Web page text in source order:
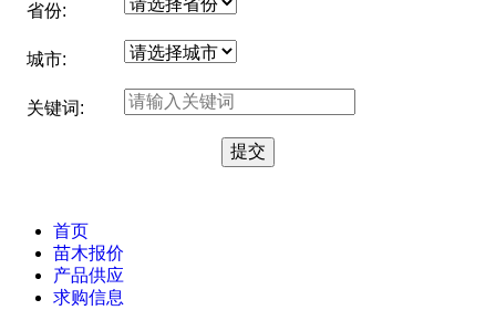
省份:
城市:
关键词:
首页
苗木报价
产品供应
求购信息